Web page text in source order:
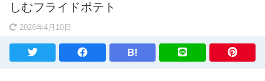
しむフライドポテト
2026年4月10日
B!